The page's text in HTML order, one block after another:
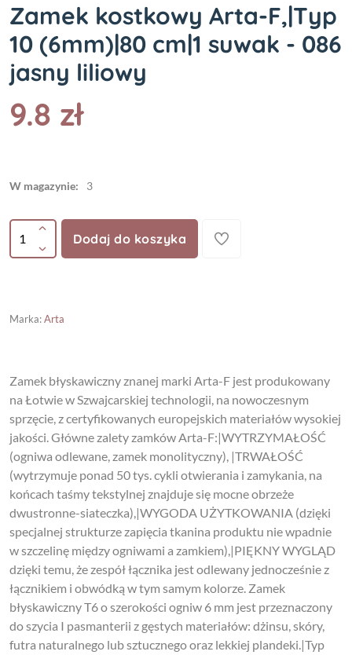
Zamek kostkowy Arta-F,|Typ
10 (6mm)|80 cm|1 suwak - 086
jasny liliowy
9.8 zł
W magazynie: 3
Dodaj do koszyka
Marka:Arta
Zamek błyskawiczny znanej marki Arta-F jest produkowany
na Łotwie w Szwajcarskiej technologii, na nowoczesnym
sprzęcie, z certyfikowanych europejskich materiałów wysokiej
jakości. Główne zalety zamków Arta-F:|WYTRZYMAŁOŚĆ
(ogniwa odlewane, zamek monolityczny), |TRWAŁOŚĆ
(wytrzymuje ponad 50 tys. cykli otwierania i zamykania, na
końcach taśmy tekstylnej znajduje się mocne obrzeże
dwustronne-siateczka),|WYGODA UŻYTKOWANIA (dzięki
specjalnej strukturze zapięcia tkanina produktu nie wpadnie
w szczelinę między ogniwami a zamkiem),|PIĘKNY WYGLĄD
dzięki temu, że zespół łącznika jest odlewany jednocześnie z
łącznikiem i obwódką w tym samym kolorze. Zamek
błyskawiczny T6 o szerokości ogniw 6 mm jest przeznaczony
do szycia I pasmanterii z gęstych materiałów: dżinsu, skóry,
futra naturalnego lub sztucznego oraz lekkiej plandeki.|Typ